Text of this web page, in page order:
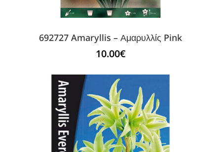
692727 Amaryllis – Αμαρυλλίς Pink
10.00€